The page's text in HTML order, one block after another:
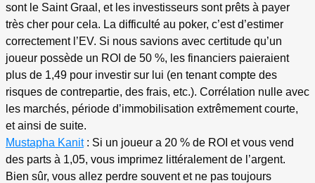
sont le Saint Graal, et les investisseurs sont prêts à payer
très cher pour cela. La difficulté au poker, c’est d’estimer
correctement l’EV. Si nous savions avec certitude qu’un
joueur possède un ROI de 50 %, les financiers paieraient
plus de 1,49 pour investir sur lui (en tenant compte des
risques de contrepartie, des frais, etc.). Corrélation nulle avec
les marchés, période d’immobilisation extrêmement courte,
et ainsi de suite.
Mustapha Kanit: Si un joueur a 20 % de ROI et vous vend
des parts à 1,05, vous imprimez littéralement de l’argent.
Bien sûr, vous allez perdre souvent et ne pas toujours